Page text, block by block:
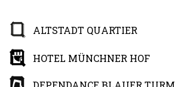
ALTSTADT QUARTIER
HOTEL MÜNCHNER HOF